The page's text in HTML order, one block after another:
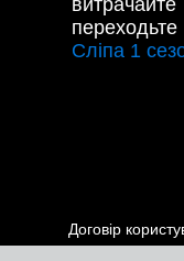
Сліпа 1
Договір